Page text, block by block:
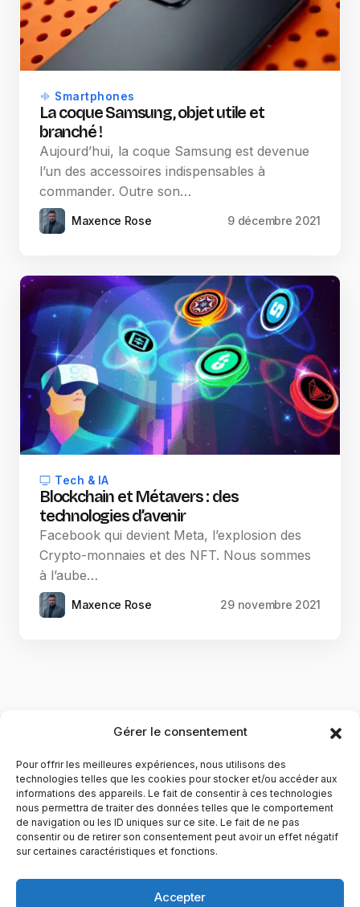
Gérer le consentement
Pour offrir les meilleures expériences, nous utilisons des
technologies telles que les cookies pour stocker et/ou accéder aux
informations des appareils. Le fait de consentir à ces technologies
nous permettra de traiter des données telles que le comportement
de navigation ou les ID uniques sur ce site. Le fait de ne pas
consentir ou de retirer son consentement peut avoir un effet négatif
sur certaines caractéristiques et fonctions.
Accepter
Smartphones
La coque Samsung, objet utile et
branché !
Aujourd’hui, la coque Samsung est devenue
l’un des accessoires indispensables à
commander. Outre son…
Maxence Rose 9 décembre 2021
Tech & IA
Blockchain et Métavers : des
technologies d’avenir
Facebook qui devient Meta, l’explosion des
Crypto-monnaies et des NFT. Nous sommes
à l’aube…
Maxence Rose 29 novembre 2021
YubiGeek est un média français dédié aux nouvelles
technologies, à la culture geek et au numérique. Fondé par